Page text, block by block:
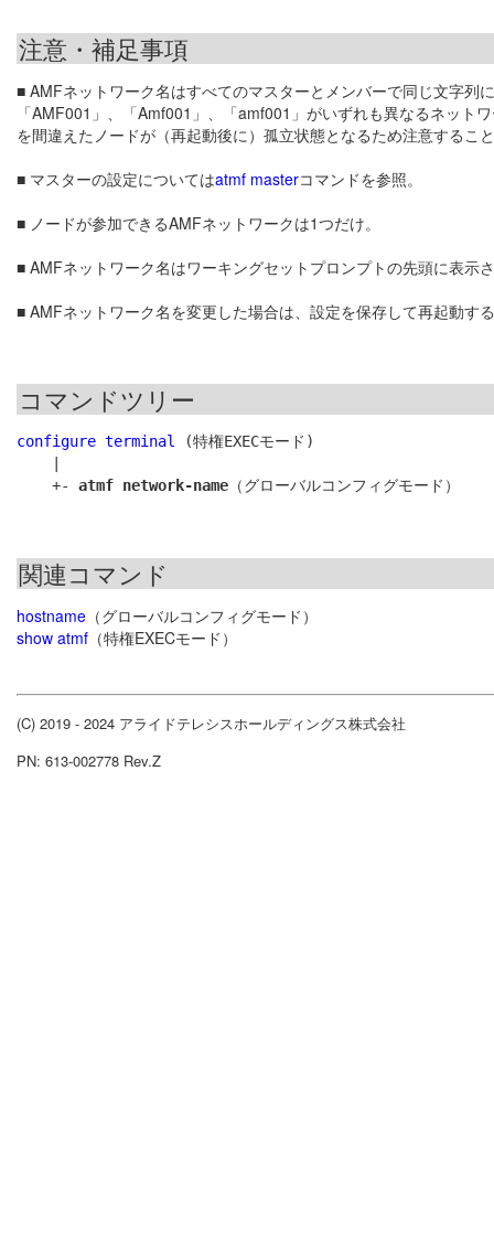
注意・補足事項
■ AMFネットワーク名はすべてのマスターとメンバーで同じ文字
「AMF001」、「Amf001」、「amf001」がいずれも異なるネッ
を間違えたノードが（再起動後に）孤立状態となるため注意するこ
■ マスターの設定についてはatmf masterコマンドを参照。
■ ノードが参加できるAMFネットワークは1つだけ。
■ AMFネットワーク名はワーキングセットプロンプトの先頭に表
■ AMFネットワーク名を変更した場合は、設定を保存して再起動す
コマンドツリー
configure terminal
(特権EXECモード)
    +-
atmf network-name
関連コマンド
hostname （グローバルコンフィグモード）
show atmf （特権EXECモード）
(C) 2019 - 2024 アライドテレシスホールディングス株式会社
PN: 613-002778 Rev.Z